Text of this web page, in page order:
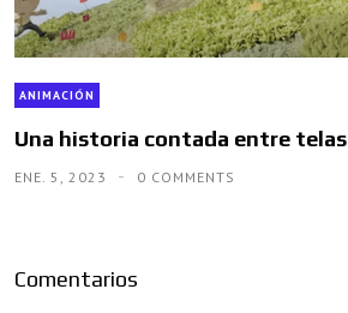
ANIMACIÓN
Una historia contada entre telas
ENE. 5, 2023 0 COMMENTS
Comentarios